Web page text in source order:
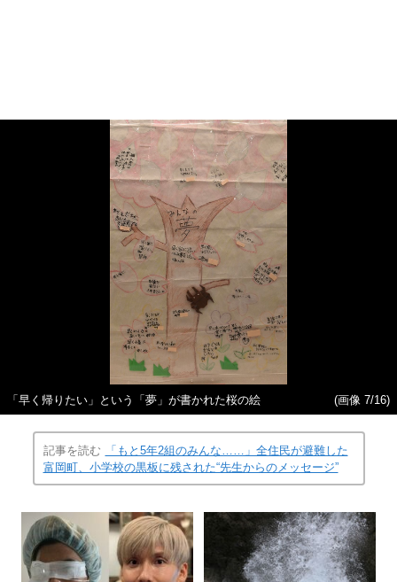
「早く帰りたい」という「夢」が書かれた桜の絵 (画像 7/16)
記事を読む
「もと5年2組のみんな……」全住民が避難した
富岡町、小学校の黒板に残された“先生からのメッセージ”